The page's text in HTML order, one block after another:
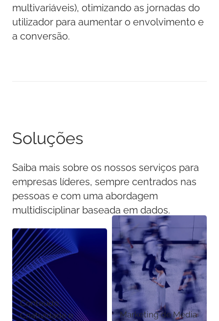
multivariáveis), otimizando as jornadas do
utilizador para aumentar o envolvimento e
a conversão.
Soluções
Saiba mais sobre os nossos serviços para
empresas líderes, sempre centrados nas
pessoas e com uma abordagem
multidisciplinar baseada em dados.
Conteúdo,
Criatividade e
Marketing de Media